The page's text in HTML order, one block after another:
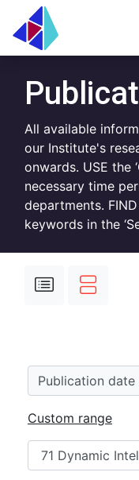
All available
our Institute's
onwards. USE the
necessary time
departments.
keywords in the
Publication date
Custom range